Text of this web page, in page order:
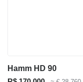
Hamm HD 90